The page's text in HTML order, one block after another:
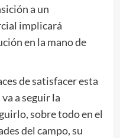
a un
implicará
en la mano de
de satisfacer esta
a seguir la
sobre todo en el
del campo, su